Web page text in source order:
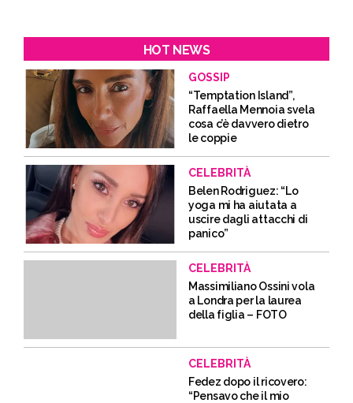
HOT NEWS
GOSSIP
“Temptation Island”,
Raffaella Mennoia svela
cosa c’è davvero dietro
le coppie
CELEBRITÀ
Belen Rodriguez: “Lo
yoga mi ha aiutata a
uscire dagli attacchi di
panico”
CELEBRITÀ
Massimiliano Ossini vola
a Londra per la laurea
della figlia – FOTO
CELEBRITÀ
Fedez dopo il ricovero:
“Pensavo che il mio